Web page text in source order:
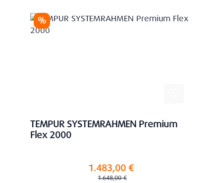
Rabatt
%
TEMPUR SYSTEMRAHMEN Premium
Flex 2000
Verkaufspreis:1.483,00 €
Regulärer Preis:
1.648,00 €